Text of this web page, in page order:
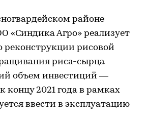
районе
«Синдика Агро» реализует
реконструкции рисовой
риса-сырца
объем инвестиций —
концу 2021 года в рамках
ввести в эксплуатацию